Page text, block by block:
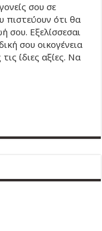
σου σε
πιστεύουν ότι θα
σου. Εξελίσσεσαι
σου οικογένεια
ίδιες αξίες. Να